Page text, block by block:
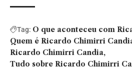
Tag: O que aconteceu com
Quem é Ricardo Chimirri
Ricardo Chimirri Candia
Tudo sobre Ricardo Chimirri